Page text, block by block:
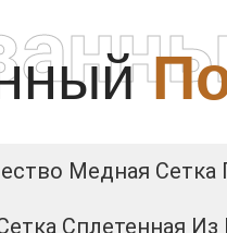
Медная Сетка
Сплетенная